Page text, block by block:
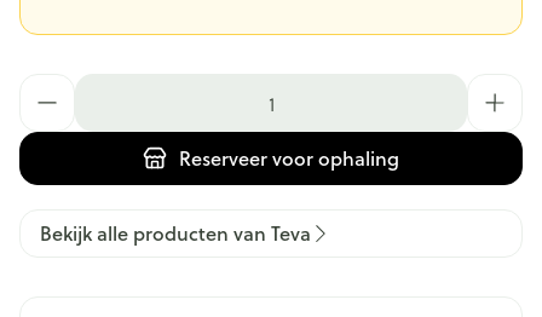
Reserveervoor ophaling
Bekijk alle producten van Teva